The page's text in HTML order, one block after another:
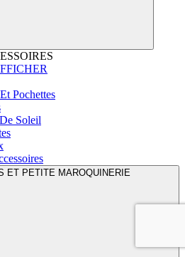
Pochettes
Soleil
ET PETITE MAROQUINERIE